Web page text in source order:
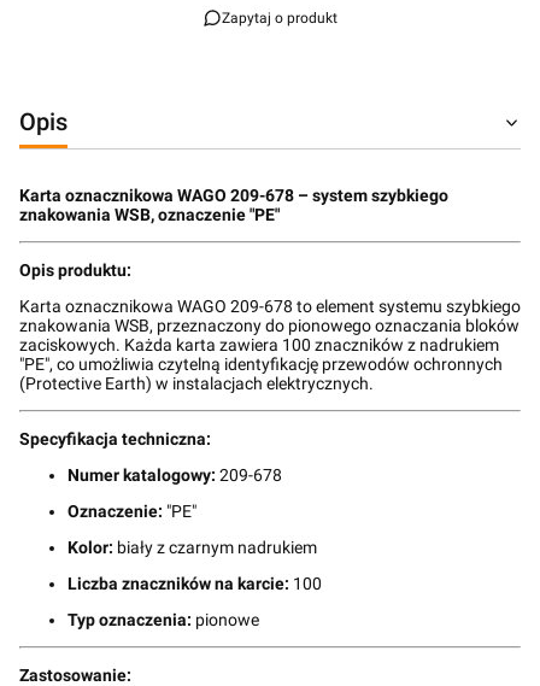
Zapytaj o produkt
Opis
Karta oznacznikowa WAGO 209-678 – system szybkiego
znakowania WSB, oznaczenie "PE"
Opis produktu:
Karta oznacznikowa WAGO 209-678 to element systemu szybkiego
znakowania WSB, przeznaczony do pionowego oznaczania bloków
zaciskowych. Każda karta zawiera 100 znaczników z nadrukiem
"PE", co umożliwia czytelną identyfikację przewodów ochronnych
(Protective Earth) w instalacjach elektrycznych.
Specyfikacja techniczna:
Numer katalogowy: 209-678
Oznaczenie: "PE"
Kolor: biały z czarnym nadrukiem
Liczba znaczników na karcie: 100
Typ oznaczenia: pionowe
Zastosowanie: